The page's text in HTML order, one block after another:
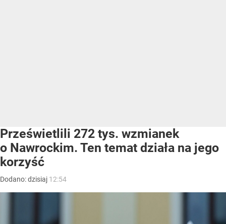
Prześwietlili 272 tys. wzmianek
o Nawrockim. Ten temat działa na jego
korzyść
Dodano:dzisiaj 12:54